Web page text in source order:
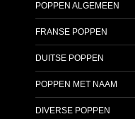
POPPEN ALGEMEEN
FRANSE POPPEN
DUITSE POPPEN
POPPEN MET NAAM
DIVERSE POPPEN